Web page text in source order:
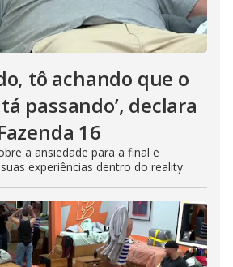
tô achando que o
passando’, declara
16
a ansiedade para a final e
experiências dentro do reality